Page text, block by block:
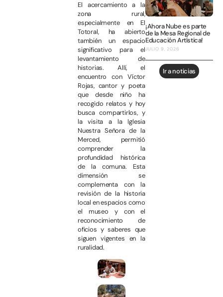
El acercamiento a la
zona rural,
especialmente en El
Totoral, ha abierto
también un espacio
significativo para el
levantamiento de
historias. Allí, el
encuentro con Víctor
Rojas, cantor y poeta
que desde niño ha
recogido relatos y hoy
busca compartirlos, y
la visita a la Iglesia
Nuestra Señora de la
Merced, permitió
comprender la
profundidad histórica
de la comuna. Esta
dimensión se
complementa con la
revisión de la historia
local en espacios como
el museo y con el
reconocimiento de
oficios y saberes que
siguen vigentes en la
ruralidad.
¡Ahora Nube es parte
de la Mesa Regional de
Educación Artística!
JULIO 9, 2026
Ir a noticias